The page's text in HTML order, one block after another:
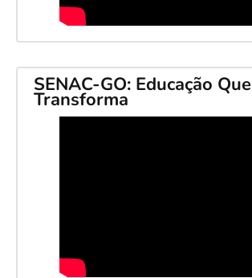
SENAC-GO: Educação Que
Transforma